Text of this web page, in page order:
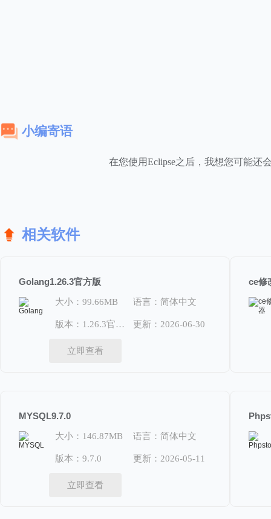
小编寄语
在您使用Eclipse之后，我想您可能还
相关软件
Golang1.26.3官方版
大小：99.66MB 语言：简体中文
版本：1.26.3官方版 更新：2026-06-30
立即查看
ce修
MYSQL9.7.0
大小：146.87MB 语言：简体中文
版本：9.7.0 更新：2026-05-11
立即查看